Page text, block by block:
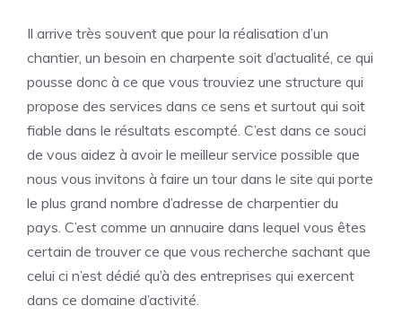
Il arrive très souvent que pour la réalisation d’un
chantier, un besoin en charpente soit d’actualité, ce qui
pousse donc à ce que vous trouviez une structure qui
propose des services dans ce sens et surtout qui soit
fiable dans le résultats escompté. C’est dans ce souci
de vous aidez à avoir le meilleur service possible que
nous vous invitons à faire un tour dans le site qui porte
le plus grand nombre d’adresse de charpentier du
pays. C’est comme un annuaire dans lequel vous êtes
certain de trouver ce que vous recherche sachant que
celui ci n’est dédié qu’à des entreprises qui exercent
dans ce domaine d’activité.